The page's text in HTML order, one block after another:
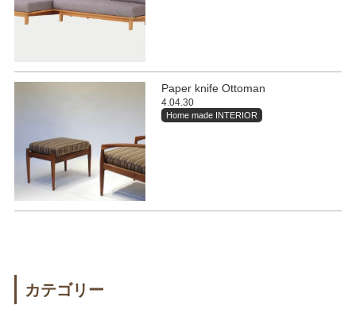
Paper knife Ottoman
4.04.30
Home made INTERIOR
カテゴリー